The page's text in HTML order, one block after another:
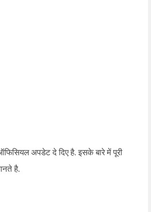
अपडेट दे दिए है. इसके बारे में पूरी
है.